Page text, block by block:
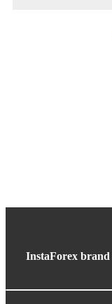
InstaForex brand